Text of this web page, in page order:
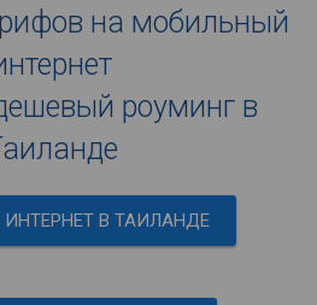
на мобильный
роуминг в
В ТАИЛАНДЕ